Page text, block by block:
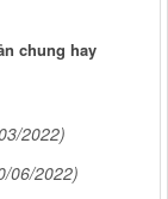
chung hay
2022)
06/2022)